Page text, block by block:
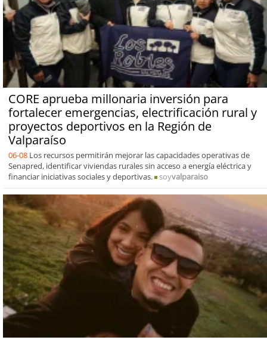
CORE aprueba millonaria inversión para
fortalecer emergencias, electrificación rural y
proyectos deportivos en la Región de
Valparaíso
06-08 Los recursos permitirán mejorar las capacidades operativas de
Senapred, identificar viviendas rurales sin acceso a energía eléctrica y
financiar iniciativas sociales y deportivas.
soyvalparaiso